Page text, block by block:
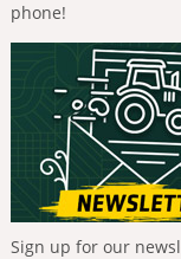
phone!
Sign up for our